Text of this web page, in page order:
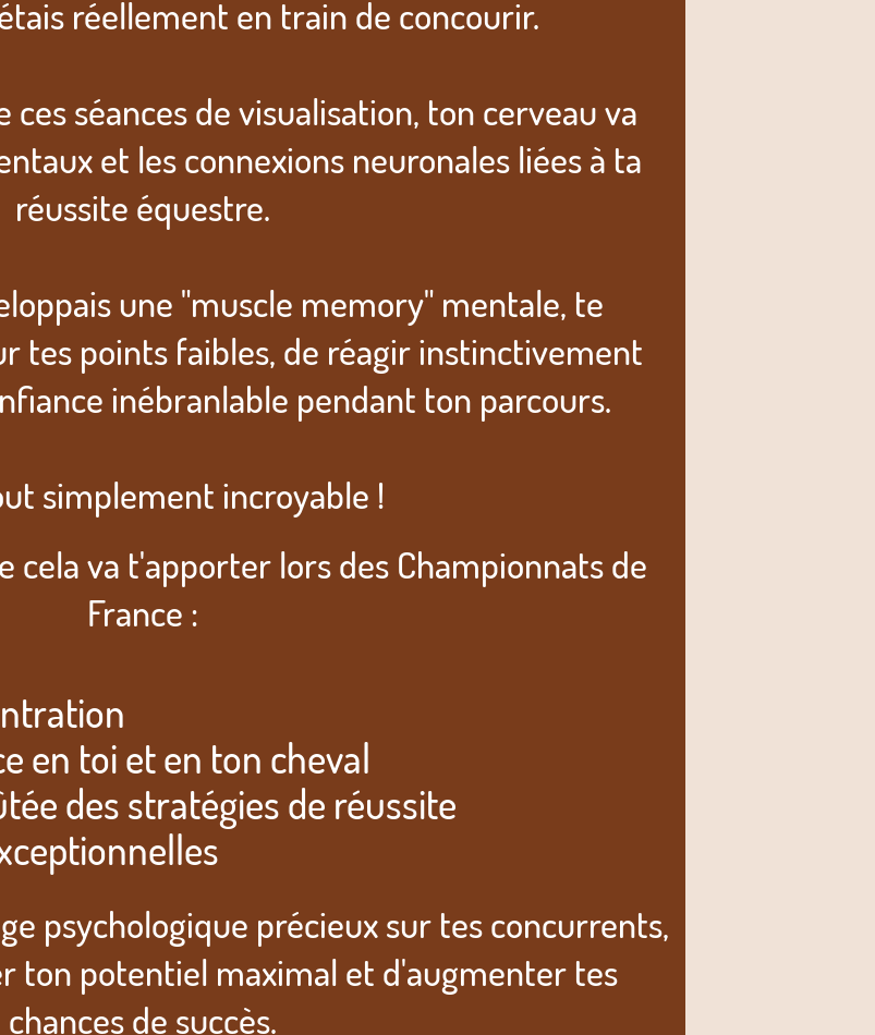
réellement en train de concourir.
séances de visualisation, ton cerveau va
et les connexions neuronales liées à ta
réussite équestre.
une "muscle memory" mentale, te
tes points faibles, de réagir instinctivement
inébranlable pendant ton parcours.
simplement incroyable !
cela va t'apporter lors des Championnats de
France :
en toi et en ton cheval
des stratégies de réussite
psychologique précieux sur tes concurrents,
ton potentiel maximal et d'augmenter tes
chances de succès.